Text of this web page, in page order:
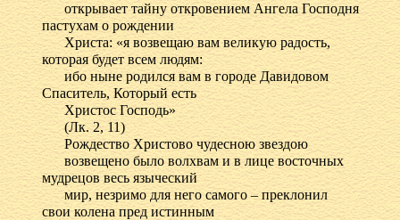
открывает тайну откровением Ангела Господня
пастухам о рождении
Христа: «я возвещаю вам великую радость,
которая будет всем людям:
ибо ныне родился вам в городе Давидовом
Спаситель, Который есть
Христос Господь»
(Лк. 2, 11)
Рождество Христово чудесною звездою
возвещено было волхвам и в лице восточных
мудрецов весь языческий
мир, незримо для него самого – преклонил
свои колена пред истинным